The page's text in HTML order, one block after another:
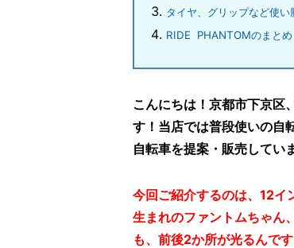
タイヤ、グリップなど使い
RIDE PHANTOMのまとめ
こんにちは！京都市下京区
す！当店では普段使いの自
自転車を提案・販売してい
今回ご紹介するのは、12イ
生まれのファントムちゃん
も、前後2か所が光るんで